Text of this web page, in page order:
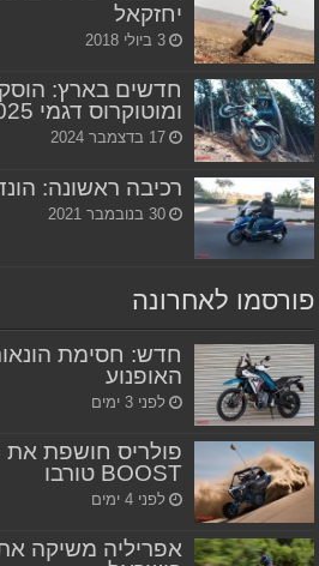
יחזקאל
3 ביולי 2018
חדשים בארץ:
ומוטוקרוס דגמי 2025
17 בדצמבר 2024
רכיבה ראשונה: הונדה
30 בנובמבר 2021
פורסמו לאחרונה
חדש: חסימת
האופנוע
לפני 3 ימים
BOOST טורבו
לפני 4 ימים